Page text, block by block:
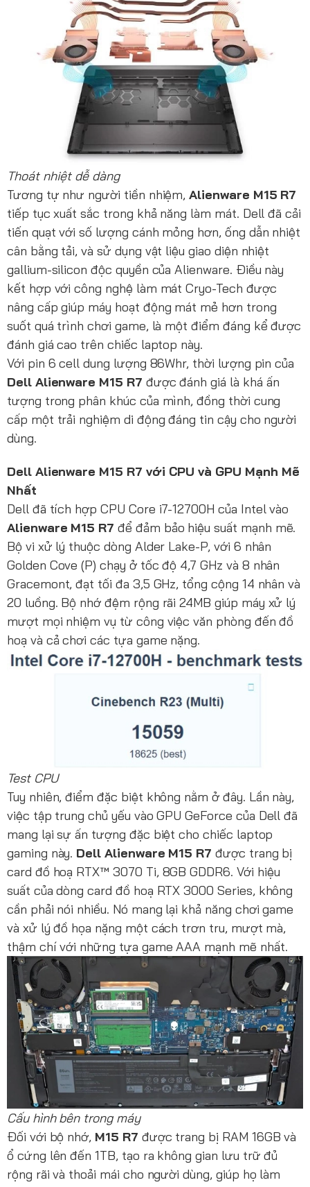
Thoát nhiệt dễ dàng
Tương tự như người tiền nhiệm,Alienware M15 R7
tiếp tục xuất sắc trong khả năng làm mát. Dell đã cải
tiến quạt với số lượng cánh mỏng hơn, ống dẫn nhiệt
cân bằng tải, và sử dụng vật liệu giao diện nhiệt
gallium-silicon độc quyền của Alienware. Điều này
kết hợp với công nghệ làm mát Cryo-Tech được
nâng cấp giúp máy hoạt động mát mẻ hơn trong
suốt quá trình chơi game, là một điểm đáng kể được
đánh giá cao trên chiếc laptop này.
Với pin 6 cell dung lượng 86Whr, thời lượng pin của
Dell Alienware M15 R7 được đánh giá là khá ấn
tượng trong phân khúc của mình, đồng thời cung
cấp một trải nghiệm di động đáng tin cậy cho người
dùng.
Dell Alienware M15 R7 với CPU và GPU Mạnh Mẽ
Nhất
Dell đã tích hợp CPU Core i7-12700H của Intel vào
Alienware M15 R7để đảm bảo hiệu suất mạnh mẽ.
Bộ vi xử lý thuộc dòng Alder Lake-P, với 6 nhân
Golden Cove (P) chạy ở tốc độ 4,7 GHz và 8 nhân
Gracemont, đạt tối đa 3,5 GHz, tổng cộng 14 nhân và
20 luồng. Bộ nhớ đệm rộng rãi 24MB giúp máy xử lý
mượt mọi nhiệm vụ từ công việc văn phòng đến đồ
hoạ và cả chơi các tựa game nặng.
Test CPU
Tuy nhiên, điểm đặc biệt không nằm ở đây. Lần này,
việc tập trung chủ yếu vào GPU GeForce của Dell đã
mang lại sự ấn tượng đặc biệt cho chiếc laptop
gaming này. Dell Alienware M15 R7được trang bị
card đồ hoạ RTX™ 3070 Ti, 8GB GDDR6. Với hiệu
suất của dòng card đồ hoạ RTX 3000 Series, không
cần phải nói nhiều. Nó mang lại khả năng chơi game
và xử lý đồ họa nặng một cách trơn tru, mượt mà,
thậm chí với những tựa game AAA mạnh mẽ nhất.
Cấu hình bên trong máy
Đối với bộ nhớ, M15 R7 được trang bị RAM 16GB và
ổ cứng lên đến 1TB, tạo ra không gian lưu trữ đủ
rộng rãi và thoải mái cho người dùng, giúp họ làm